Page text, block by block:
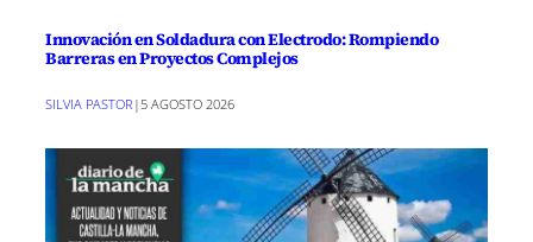
Innovación en Soldadura con Electrodo: Rompiendo
Barreras en Proyectos Complejos
SILVIA PASTOR | 5 AGOSTO 2026